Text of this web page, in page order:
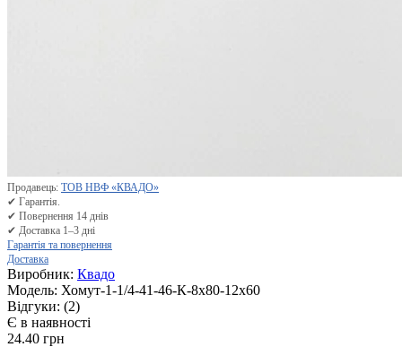
Продавець: ТОВ НВФ «КВАДО»
✔ Гарантія.
✔ Повернення 14 днів
✔ Доставка 1–3 дні
Гарантія та повернення
Доставка
Виробник: Квадо
Модель: Хомут-1-1/4-41-46-К-8х80-12х60
Відгуки: (2)
Є в наявності
24.40 грн